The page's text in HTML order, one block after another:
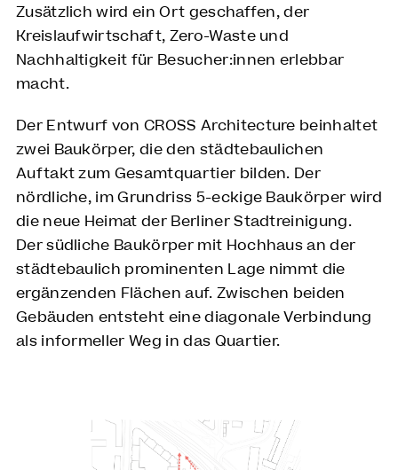
Zusätzlich wird ein Ort geschaffen, der
Kreislaufwirtschaft, Zero-Waste und
Nachhaltigkeit für Besucher:innen erlebbar
macht.
Der Entwurf von CROSS Architecture beinhaltet
zwei Baukörper, die den städtebaulichen
Auftakt zum Gesamtquartier bilden. Der
nördliche, im Grundriss 5-eckige Baukörper wird
die neue Heimat der Berliner Stadtreinigung.
Der südliche Baukörper mit Hochhaus an der
städtebaulich prominenten Lage nimmt die
ergänzenden Flächen auf. Zwischen beiden
Gebäuden entsteht eine diagonale Verbindung
als informeller Weg in das Quartier.